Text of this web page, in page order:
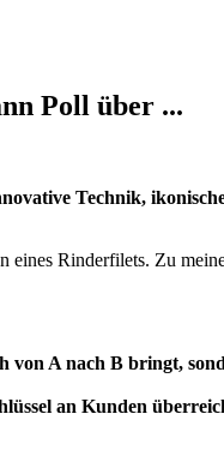
Poll über ...
Technik,
Rinderfilets. Zu
A nach B bringt,
an Kunden